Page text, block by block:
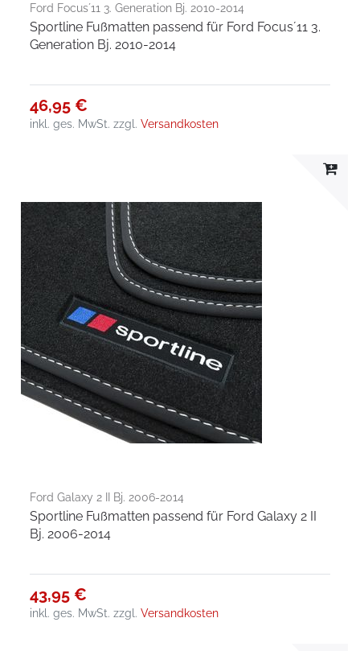
Ford Focus´11 3. Generation Bj. 2010-2014
Sportline Fußmatten passend für Ford Focus´11 3.
Generation Bj. 2010-2014
46,95 €
inkl. ges. MwSt. zzgl.Versandkosten
Ford Galaxy 2 II Bj. 2006-2014
Sportline Fußmatten passend für Ford Galaxy 2 II
Bj. 2006-2014
43,95 €
inkl. ges. MwSt. zzgl.Versandkosten